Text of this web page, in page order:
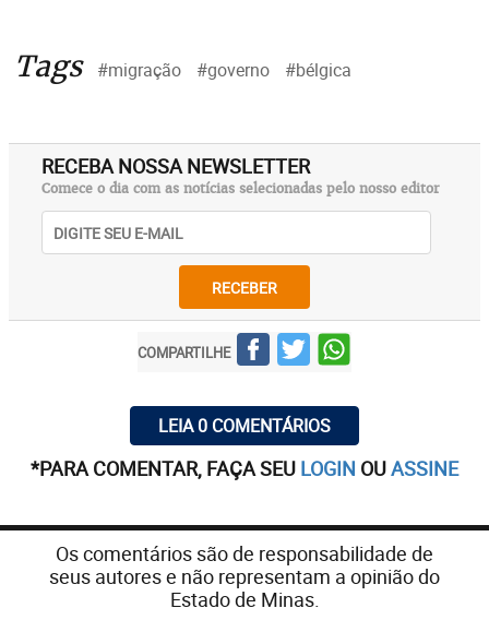
Tags #migração #governo #bélgica
RECEBA NOSSA NEWSLETTER
Comece o dia com as notícias selecionadas pelo nosso editor
RECEBER
COMPARTILHE
LEIA 0 COMENTÁRIOS
*PARA COMENTAR, FAÇA SEU LOGIN OUASSINE
Os comentários são de responsabilidade de
seus autores e não representam a opinião do
Estado de Minas.